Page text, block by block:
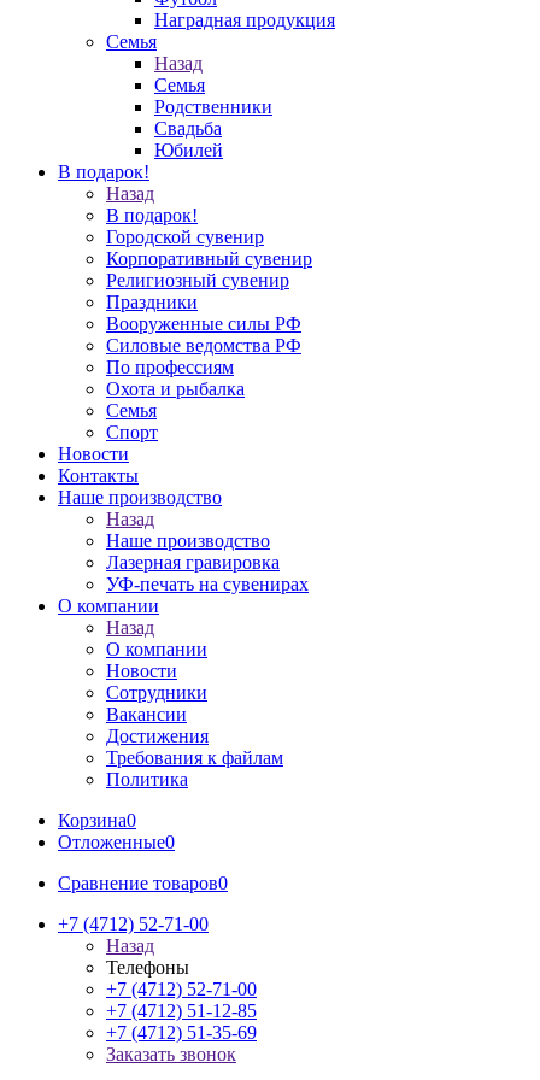
Наградная продукция
Семья
Назад
Семья
Родственники
Свадьба
Юбилей
В подарок!
Назад
В подарок!
Городской сувенир
Корпоративный сувенир
Религиозный сувенир
Праздники
Вооруженные силы РФ
Силовые ведомства РФ
По профессиям
Охота и рыбалка
Семья
Спорт
Новости
Контакты
Наше производство
Назад
Наше производство
Лазерная гравировка
УФ-печать на сувенирах
О компании
Назад
О компании
Новости
Сотрудники
Вакансии
Достижения
Требования к файлам
Политика
Корзина0
Отложенные0
Сравнение товаров0
+7 (4712) 52-71-00
Назад
Телефоны
+7 (4712) 52-71-00
+7 (4712) 51-12-85
+7 (4712) 51-35-69
Заказать звонок